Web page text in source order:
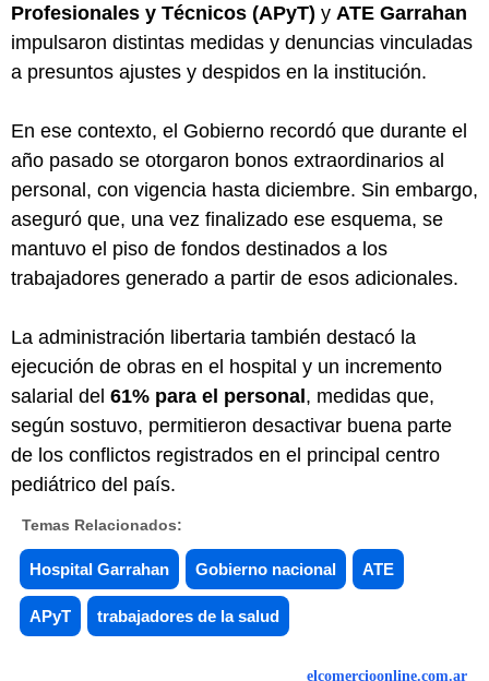
Profesionales y Técnicos (APyT) y ATE Garrahan
impulsaron distintas medidas y denuncias vinculadas
a presuntos ajustes y despidos en la institución.
En ese contexto, el Gobierno recordó que durante el
año pasado se otorgaron bonos extraordinarios al
personal, con vigencia hasta diciembre. Sin embargo,
aseguró que, una vez finalizado ese esquema, se
mantuvo el piso de fondos destinados a los
trabajadores generado a partir de esos adicionales.
La administración libertaria también destacó la
ejecución de obras en el hospital y un incremento
salarial del 61% para el personal, medidas que,
según sostuvo, permitieron desactivar buena parte
de los conflictos registrados en el principal centro
pediátrico del país.
Temas Relacionados:
Hospital Garrahan Gobierno nacional ATE
APyT trabajadores de la salud
elcomercioonline.com.ar